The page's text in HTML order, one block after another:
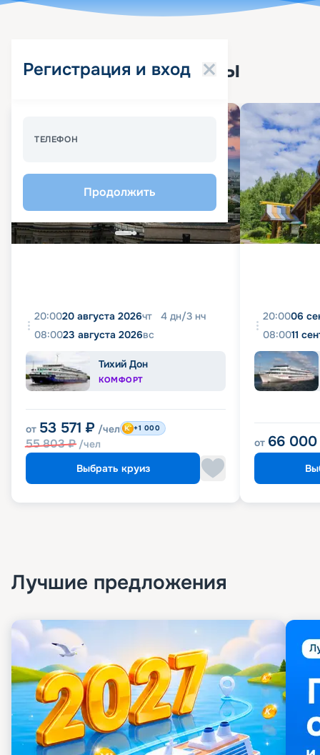
Регистрация и вход
ТЕЛЕФОН
Продолжить
Популярные круизы
20:0020 августа 2026чт 4 дн/3 нч
08:0023 августа 2026вс
Тихий Дон
КОМФОРТ
от 53 571 ₽ /чел
55 803₽ /чел
+1 000
Выбрать круиз
20:0006
08:0011
от 66 000
Лучшие предложения